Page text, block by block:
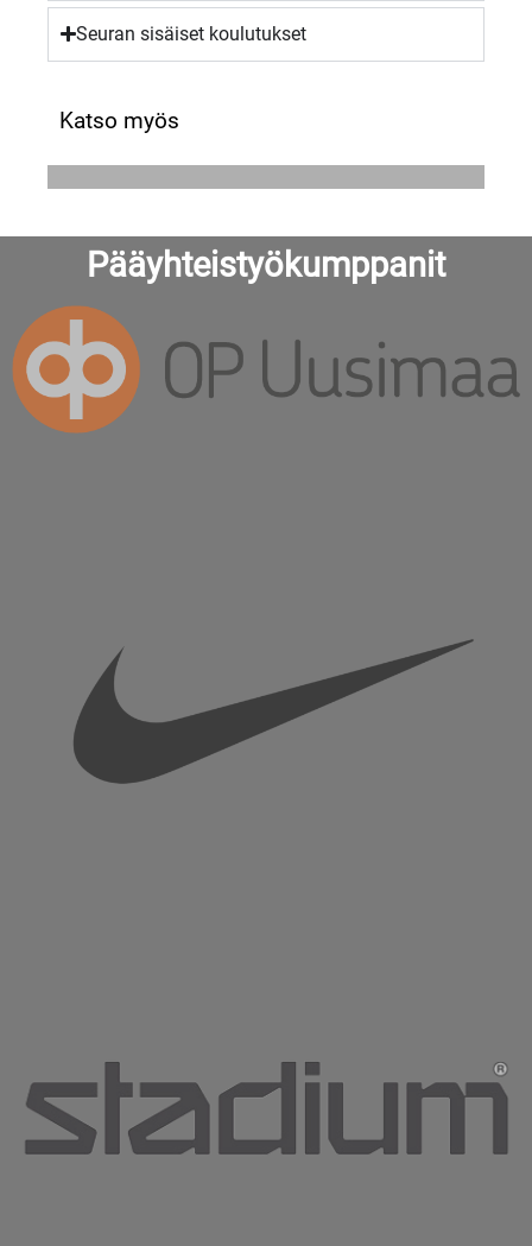
Seuran sisäiset koulutukset
Katso myös
Pääyhteistyökumppanit